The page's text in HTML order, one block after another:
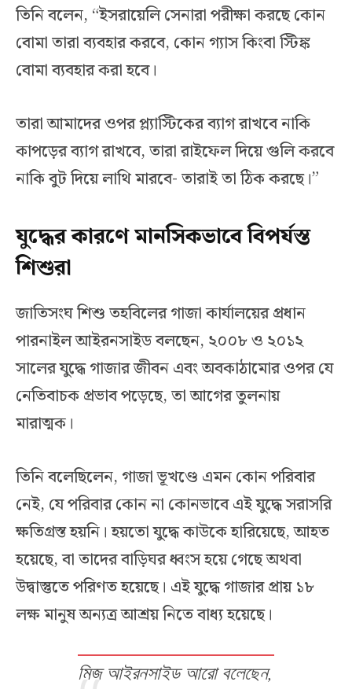
তিনি বলেন, “ইসরায়েলি সেনারা পরীক্ষা করছে কোন
বোমা তারা ব্যবহার করবে, কোন গ্যাস কিংবা স্টিঙ্ক
বোমা ব্যবহার করা হবে।
তারা আমাদের ওপর প্ল্যাস্টিকের ব্যাগ রাখবে নাকি
কাপড়ের ব্যাগ রাখবে, তারা রাইফেল দিয়ে গুলি করবে
নাকি বুট দিয়ে লাথি মারবে- তারাই তা ঠিক করছে।”
যুদ্ধের কারণে মানসিকভাবে বিপর্যস্ত
শিশুরা
জাতিসংঘ শিশু তহবিলের গাজা কার্যালয়ের প্রধান
পারনাইল আইরনসাইড বলছেন, ২০০৮ ও ২০১২
সালের যুদ্ধে গাজার জীবন এবং অবকাঠামোর ওপর যে
নেতিবাচক প্রভাব পড়েছে, তা আগের তুলনায়
মারাত্মক।
তিনি বলেছিলেন, গাজা ভূখণ্ডে এমন কোন পরিবার
নেই, যে পরিবার কোন না কোনভাবে এই যুদ্ধে সরাসরি
ক্ষতিগ্রস্ত হয়নি। হয়তো যুদ্ধে কাউকে হারিয়েছে, আহত
হয়েছে, বা তাদের বাড়িঘর ধ্বংস হয়ে গেছে অথবা
উদ্বাস্তুতে পরিণত হয়েছে। এই যুদ্ধে গাজার প্রায় ১৮
লক্ষ মানুষ অন্যত্র আশ্রয় নিতে বাধ্য হয়েছে।
মিজ আইরনসাইড আরো বলেছেন,